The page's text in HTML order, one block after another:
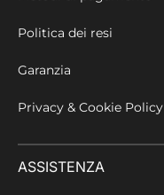
Politica dei resi
Garanzia
Privacy & Cookie Policy
ASSISTENZA